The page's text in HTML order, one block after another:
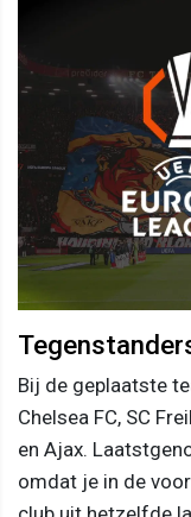
Bij de geplaatste
Chelsea FC, SC
en Ajax.
omdat je in de